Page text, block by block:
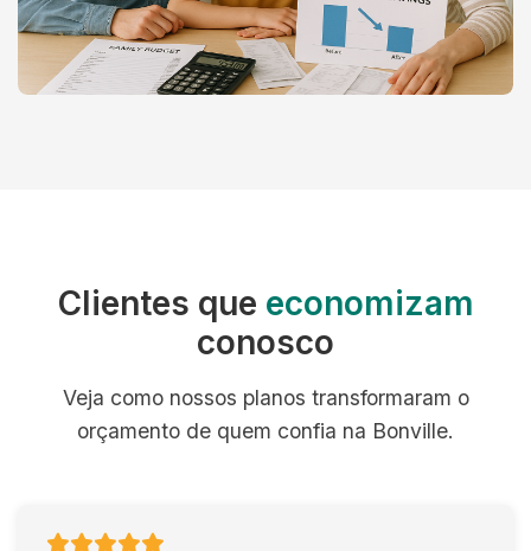
Clientes que economizam
conosco
Veja como nossos planos transformaram o
orçamento de quem confia na Bonville.